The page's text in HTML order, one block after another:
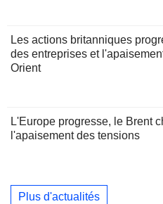
Les actions britanniques
des entreprises et
Orient
L'Europe progresse, le Brent
l'apaisement des tensions
Plus d'actualités